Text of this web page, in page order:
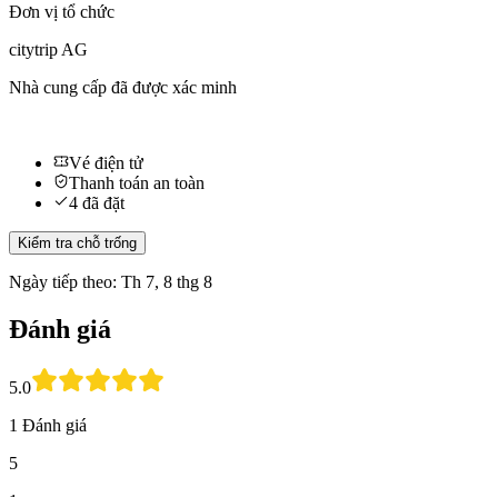
Đơn vị tổ chức
citytrip AG
Nhà cung cấp đã được xác minh
Vé điện tử
Thanh toán an toàn
4 đã đặt
Kiểm tra chỗ trống
Ngày tiếp theo: Th 7, 8 thg 8
Đánh giá
5.0
1 Đánh giá
5